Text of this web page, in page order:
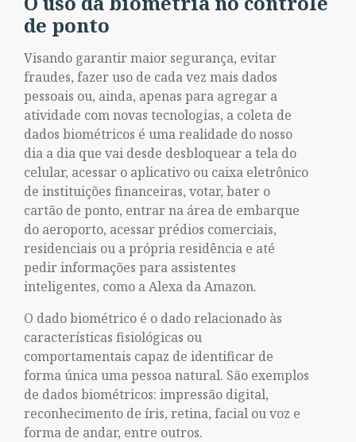
de ponto
Visando garantir maior segurança, evitar
fraudes, fazer uso de cada vez mais dados
pessoais ou, ainda, apenas para agregar a
atividade com novas tecnologias, a coleta de
dados biométricos é uma realidade do nosso
dia a dia que vai desde desbloquear a tela do
celular, acessar o aplicativo ou caixa eletrônico
de instituições financeiras, votar, bater o
cartão de ponto, entrar na área de embarque
do aeroporto, acessar prédios comerciais,
residenciais ou a própria residência e até
pedir informações para assistentes
inteligentes, como a Alexa da Amazon.
O dado biométrico é o dado relacionado às
características fisiológicas ou
comportamentais capaz de identificar de
forma única uma pessoa natural. São exemplos
de dados biométricos: impressão digital,
reconhecimento de íris, retina, facial ou voz e
forma de andar, entre outros.